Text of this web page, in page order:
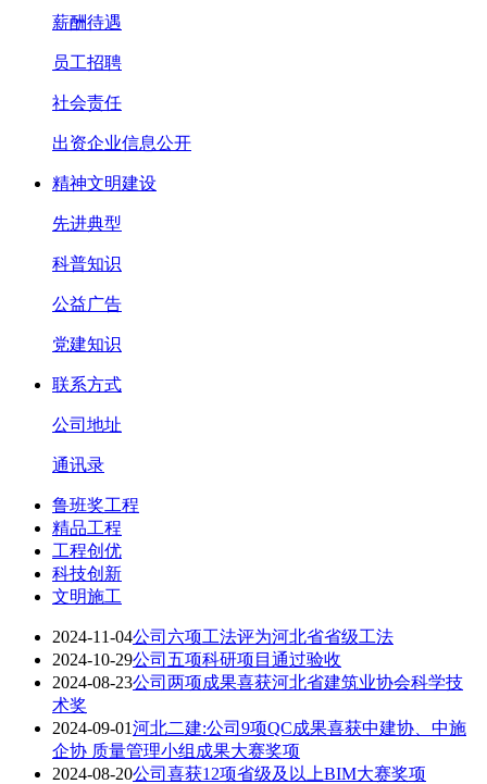
薪酬待遇
员工招聘
社会责任
出资企业信息公开
精神文明建设
先进典型
科普知识
公益广告
党建知识
联系方式
公司地址
通讯录
鲁班奖工程
精品工程
工程创优
科技创新
文明施工
2024-11-04公司六项工法评为河北省省级工法
2024-10-29公司五项科研项目通过验收
2024-08-23公司两项成果喜获河北省建筑业协会科学技
术奖
2024-09-01河北二建:公司9项QC成果喜获中建协、中施
企协 质量管理小组成果大赛奖项
2024-08-20公司喜获12项省级及以上BIM大赛奖项